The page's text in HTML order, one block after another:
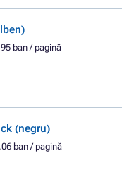
ban / pagină
(negru)
ban / pagină